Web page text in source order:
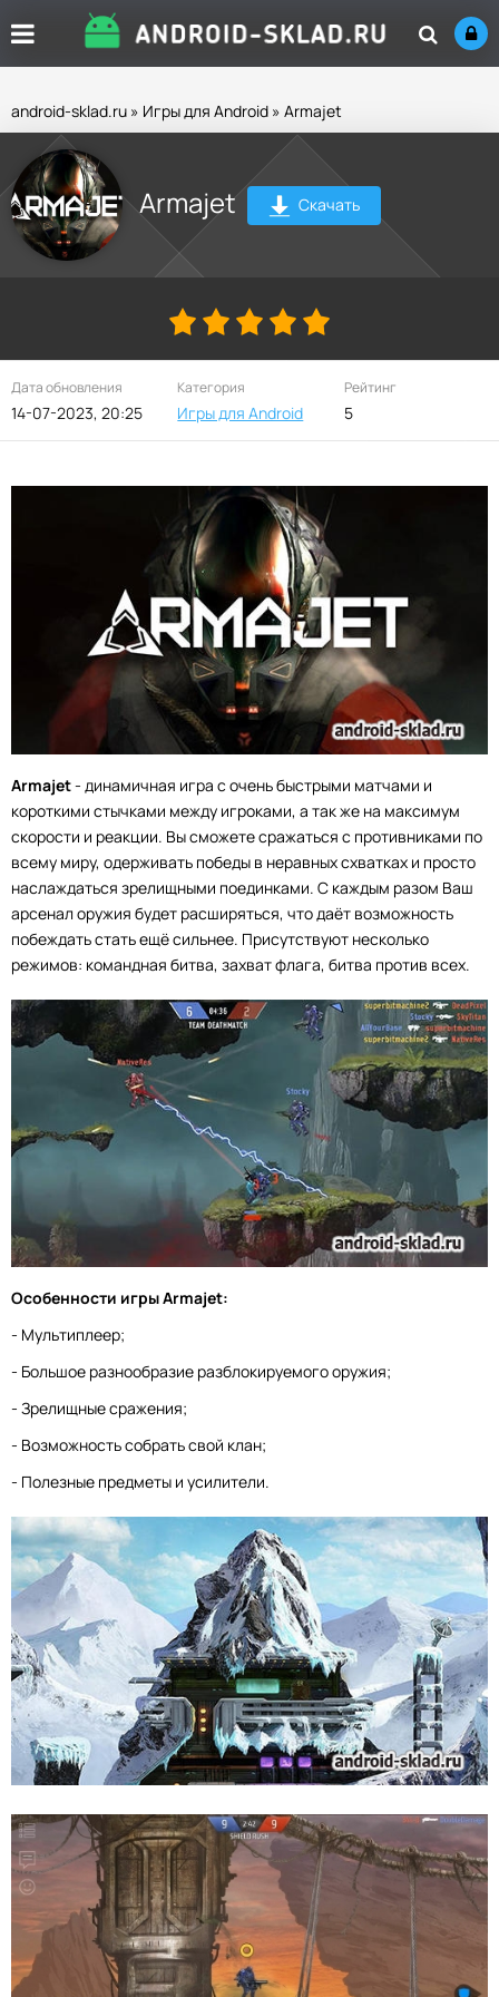
android-sklad.ru » Игры для Android » Armajet
Armajet Скачать
Дата обновления
14-07-2023, 20:25
Категория
Игры для Android
Рейтинг
5
Armajet- динамичная игра с очень быстрыми матчами и
короткими стычками между игроками, а так же на максимум
скорости и реакции. Вы сможете сражаться с противниками по
всему миру, одерживать победы в неравных схватках и просто
наслаждаться зрелищными поединками. С каждым разом Ваш
арсенал оружия будет расширяться, что даёт возможность
побеждать стать ещё сильнее. Присутствуют несколько
режимов: командная битва, захват флага, битва против всех.
Особенности игры Armajet:
- Мультиплеер;
- Большое разнообразие разблокируемого оружия;
- Зрелищные сражения;
- Возможность собрать свой клан;
- Полезные предметы и усилители.